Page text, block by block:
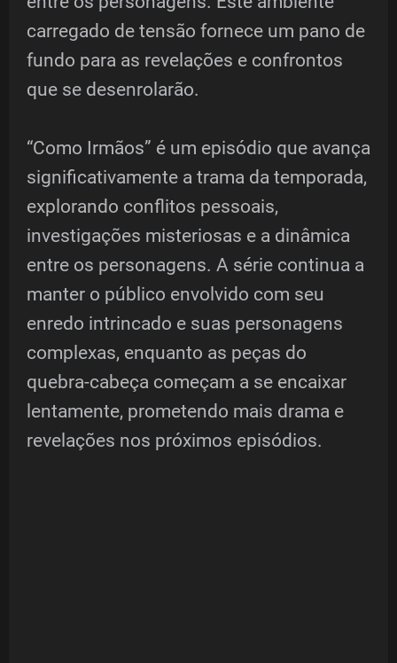
carregado de tensão fornece um pano de
fundo para as revelações e confrontos
que se desenrolarão.
“Como Irmãos” é um episódio que avança
significativamente a trama da temporada,
explorando conflitos pessoais,
investigações misteriosas e a dinâmica
entre os personagens. A série continua a
manter o público envolvido com seu
enredo intrincado e suas personagens
complexas, enquanto as peças do
quebra-cabeça começam a se encaixar
lentamente, prometendo mais drama e
revelações nos próximos episódios.